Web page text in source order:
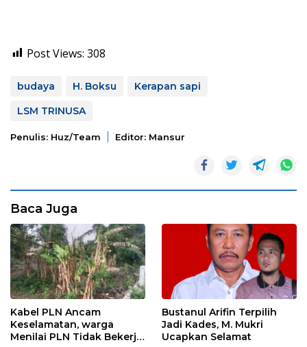
Post Views: 308
budaya H. Boksu
Kerapan sapi
LSM TRINUSA
Penulis: Huz/team Editor: Mansur
Baca Juga
Kabel PLN Ancam
Keselamatan, warga
Menilai PLN Tidak Bekerja
Bustanul Arifin Terpilih
Jadi Kades, M. Mukri
Ucapkan Selamat